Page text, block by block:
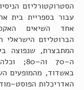
עבור בספריית בית
אחד השיאים
הברוטליזם הישראלי
המתבצרת, שנפוצה
ה–70
באשדוד, מהמופעים
האדריכלות